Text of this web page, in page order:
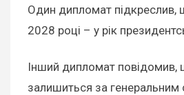
Один дипломат підкреслив,
2028 році – у рік
Інший дипломат повідомив,
залишиться за